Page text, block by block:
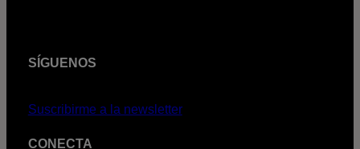
SÍGUENOS
Suscribirme a la newsletter
CONECTA